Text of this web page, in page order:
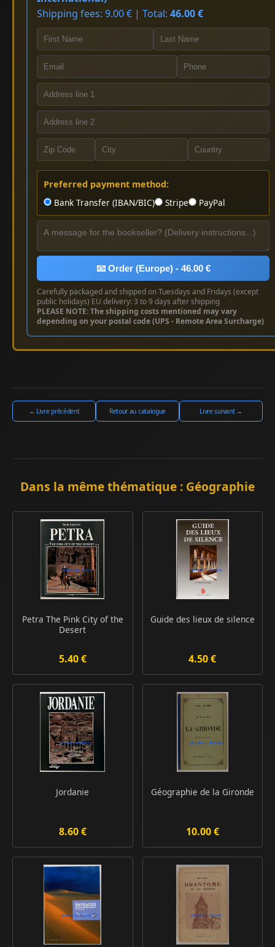
Shipping fees: 9.00 € | Total: 46.00 €
Preferred payment method:
Bank Transfer (IBAN/BIC)
Stripe PayPal
📧 Order (Europe) - 46.00 €
Carefully packaged and shipped on Tuesdays and Fridays (except
public holidays) EU delivery: 3 to 9 days after shipping
PLEASE NOTE: The shipping costs mentioned may vary
depending on your postal code (UPS - Remote Area Surcharge)
← Livre précédent Retour au catalogue Livre suivant →
Dans la même thématique : Géographie
Petra The Pink City of the
Desert
5.40 €
Guide des lieux de silence
4.50 €
Jordanie
8.60 €
Géographie de la Gironde
10.00 €